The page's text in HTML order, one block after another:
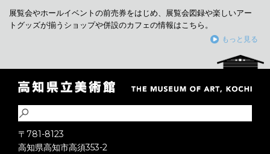
展覧会やホールイベントの前売券をはじめ、展覧会図録や楽しいアー
トグッズが揃うショップや併設のカフェの情報はこちら。
もっと見る
〒781-8123
高知県高知市高須353-2